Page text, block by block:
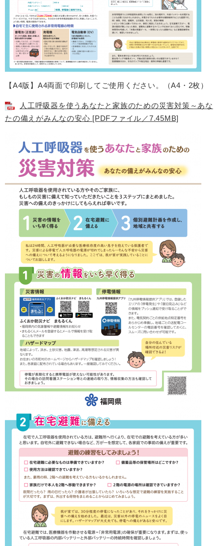
【A4版】A4両面で印刷してご使用ください。（A4・2枚）
人工呼吸器を使うあなたと家族のための災害対策～あな
たの備えがみんなの安心 [PDFファイル／7.45MB]